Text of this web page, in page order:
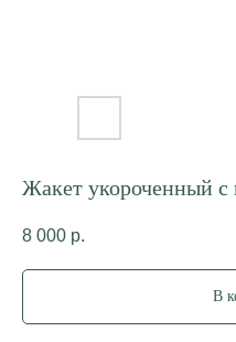
Жакет укороченный с
8 000 р.
В